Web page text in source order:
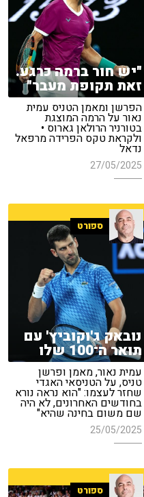
"יש חור ברמה כרגע.
זאת תקופת מעבר"
הפרשן ומאמן הטניס עמית
נאור על הרמה המוצגת
בטורניר הרולאן גארוס •
ולקראת טקס הפרידה מרפאל
נדאל
27/05/2025
ספורט
נובאק ג'וקוביץ' עם
תואר ה־100 שלו
עמית נאור, מאמן ופרשן
טניס, על הטניסאי האגדי
שחזר לעצמו: "הוא נראה נורא
בחודשים האחרונים, לא היה
שם משום בחינה שהיא"
25/05/2025
ספורט